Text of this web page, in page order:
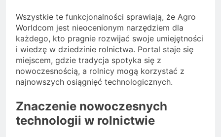
Wszystkie te funkcjonalności sprawiają, że Agro
Worldcom jest nieocenionym narzędziem dla
każdego, kto pragnie rozwijać swoje umiejętności
i wiedzę w dziedzinie rolnictwa. Portal staje się
miejscem, gdzie tradycja spotyka się z
nowoczesnością, a rolnicy mogą korzystać z
najnowszych osiągnięć technologicznych.
Znaczenie nowoczesnych
technologii w rolnictwie